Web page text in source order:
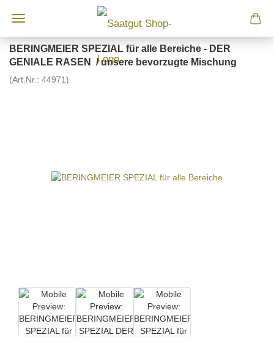
BERINGMEIER SPEZIAL für alle Bereiche - DER
GENIALE RASEN / unsere bevorzugte Mischung
(Art.Nr.: 44971)